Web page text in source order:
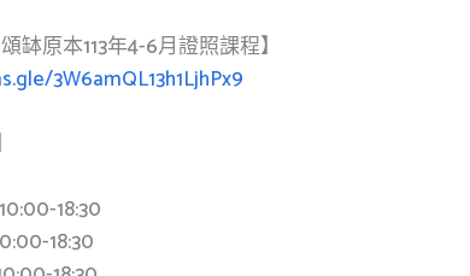
缽原本113年4-6月證照課程】
3W6amQL13h1LjhPx9
18:30
18:30